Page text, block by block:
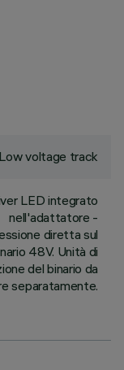
Low voltage track
LED integrato
nell'adattatore -
diretta sul
48V. Unità di
del binario da
separatamente.